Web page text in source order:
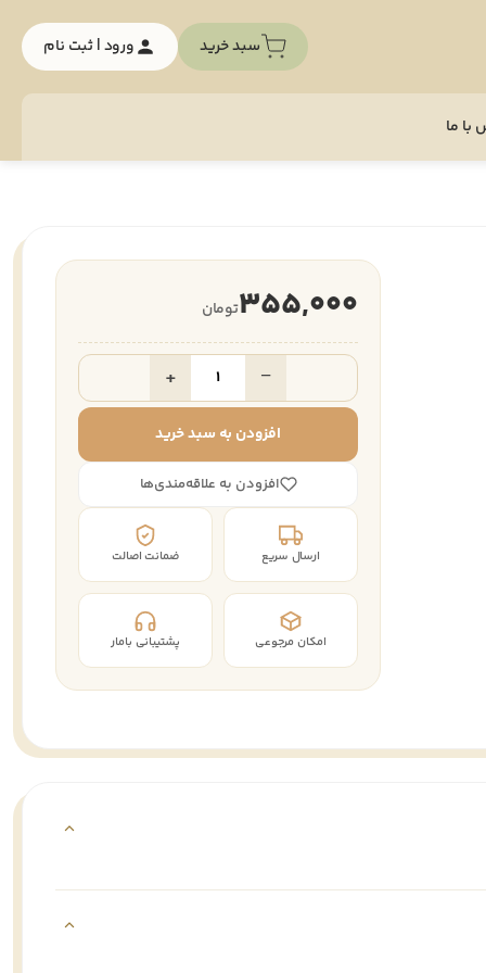
سبد خرید ورود | ثبت نام
با ما
355,000تومان
−
+
افزودن به سبد خرید
افزودن به علاقه‌مندی‌ها
ارسال سریع ضمانت اصالت
امکان مرجوعی پشتیبانی بامار